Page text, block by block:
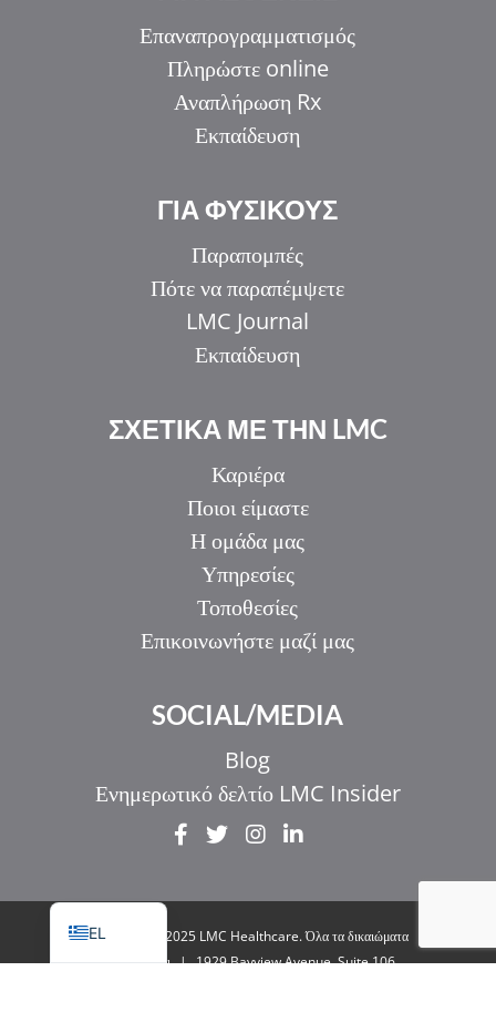
Επαναπρογραμματισμός
Πληρώστε online
Αναπλήρωση Rx
Εκπαίδευση
ΓΙΑ ΦΥΣΙΚΟΥΣ
Παραπομπές
Πότε να παραπέμψετε
LMC Journal
Εκπαίδευση
ΣΧΕΤΙΚΑ ΜΕ ΤΗΝ LMC
Καριέρα
Ποιοι είμαστε
Η ομάδα μας
Υπηρεσίες
Τοποθεσίες
Επικοινωνήστε μαζί μας
SOCIAL/MEDIA
Blog
Ενημερωτικό δελτίο LMC Insider
© Copyright 2025 LMC Healthcare. Όλα τα δικαιώματα
διατηρούνται | 1929 Bayview Avenue. Suite 106
EL
UR